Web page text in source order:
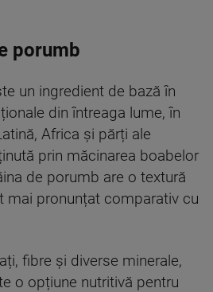
porumb
un ingredient de bază în
din întreaga lume, în
Africa și părți ale
prin măcinarea boabelor
de porumb are o textură
mai pronunțat comparativ cu
fibre și diverse minerale,
o opțiune nutritivă pentru